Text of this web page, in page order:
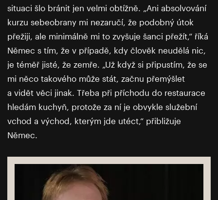
situaci šlo bránit jen velmi obtížně. „Ani absolvování
kurzu sebeobrany mi nezaručí, že podobný útok
přežiji, ale minimálně mi to zvyšuje šanci přežít,“ říká
Němec s tím, že v případě, kdy člověk neudělá nic,
je téměř jisté, že zemře. „Už když si připustím, že se
mi něco takového může stát, začnu přemýšlet
a vidět věci jinak. Třeba při příchodu do restaurace
hledám kuchyň, protože za ní je obvykle služební
vchod a východ, kterým jde utéct,“ přibližuje
Němec.